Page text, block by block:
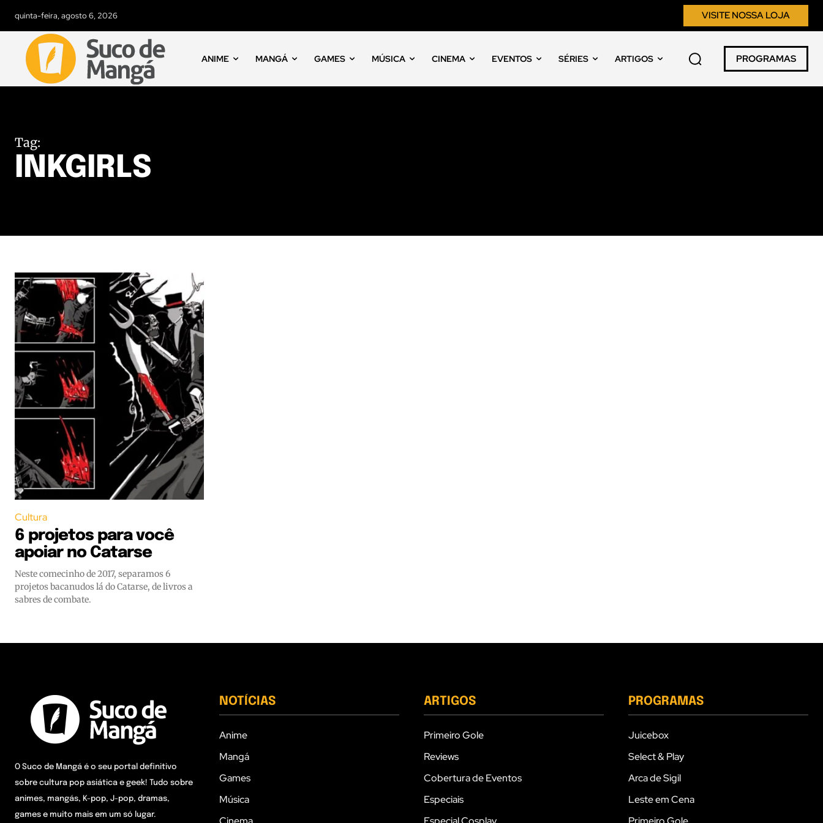
quinta-feira, agosto 6, 2026 VISITE NOSSA LOJA
ANIME MANGÁ GAMES MÚSICA CINEMA EVENTOS SÉRIES ARTIGOS PROGRAMAS
Tag:
INKGIRLS
Cultura
6 projetos para você
apoiar no Catarse
Neste comecinho de 2017, separamos 6
projetos bacanudos lá do Catarse, de livros a
sabres de combate.
O Suco de Mangá é o seu portal definitivo
sobre cultura pop asiática e geek! Tudo sobre
animes, mangás, K-pop, J-pop, dramas,
games e muito mais em um só lugar.
NOTÍCIAS
Anime
Mangá
Games
Música
ARTIGOS
Primeiro Gole
Reviews
Cobertura de Eventos
Especiais
PROGRAMAS
Juicebox
Select & Play
Arca de Sigil
Leste em Cena